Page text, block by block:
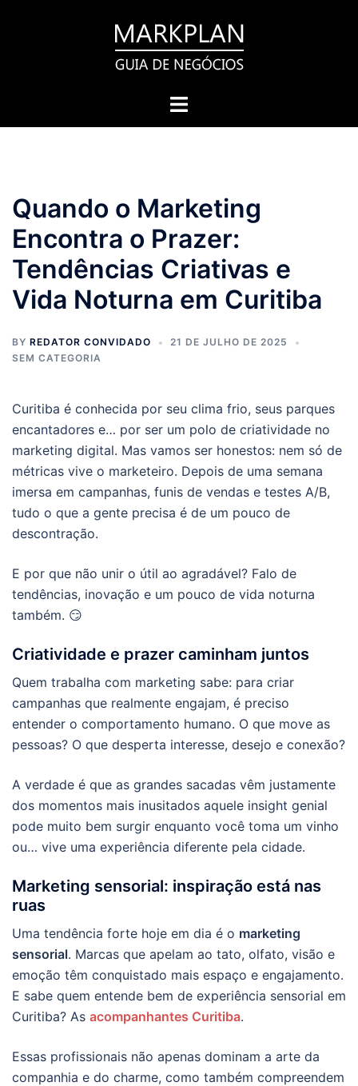
Toggle
Quando o Marketing
Encontra o Prazer:
Tendências Criativas e
Vida Noturna em Curitiba
BY REDATOR CONVIDADO
21 DE JULHO DE 2025
SEM CATEGORIA
Curitiba é conhecida por seu clima frio, seus parques
encantadores e… por ser um polo de criatividade no
marketing digital. Mas vamos ser honestos: nem só de
métricas vive o marketeiro. Depois de uma semana
imersa em campanhas, funis de vendas e testes A/B,
tudo o que a gente precisa é de um pouco de
descontração.
E por que não unir o útil ao agradável? Falo de
tendências, inovação e um pouco de vida noturna
também. 😏
Criatividade e prazer caminham juntos
Quem trabalha com marketing sabe: para criar
campanhas que realmente engajam, é preciso
entender o comportamento humano. O que move as
pessoas? O que desperta interesse, desejo e conexão?
A verdade é que as grandes sacadas vêm justamente
dos momentos mais inusitados aquele insight genial
pode muito bem surgir enquanto você toma um vinho
ou… vive uma experiência diferente pela cidade.
Marketing sensorial: inspiração está nas
ruas
Uma tendência forte hoje em dia é o marketing
sensorial. Marcas que apelam ao tato, olfato, visão e
emoção têm conquistado mais espaço e engajamento.
E sabe quem entende bem de experiência sensorial em
Curitiba? As acompanhantes Curitiba.
Essas profissionais não apenas dominam a arte da
companhia e do charme, como também compreendem